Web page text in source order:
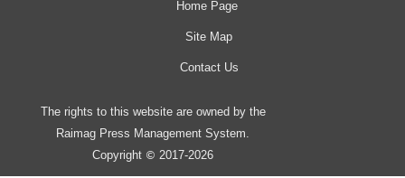
Home Page
Site Map
Contact Us
The rights to this website are owned by the
Raimag Press Management System.
Copyright © 2017-2026